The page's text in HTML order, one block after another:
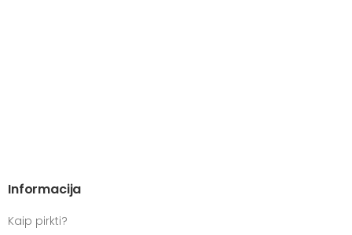
Informacija
Kaip pirkti?